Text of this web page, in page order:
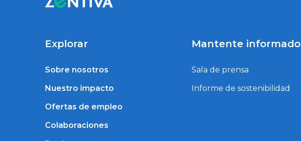
Explorar
Sobre nosotros
Nuestro impacto
Ofertas de empleo
Colaboraciones
Mantente informado
Sala de prensa
Informe de sostenibilidad